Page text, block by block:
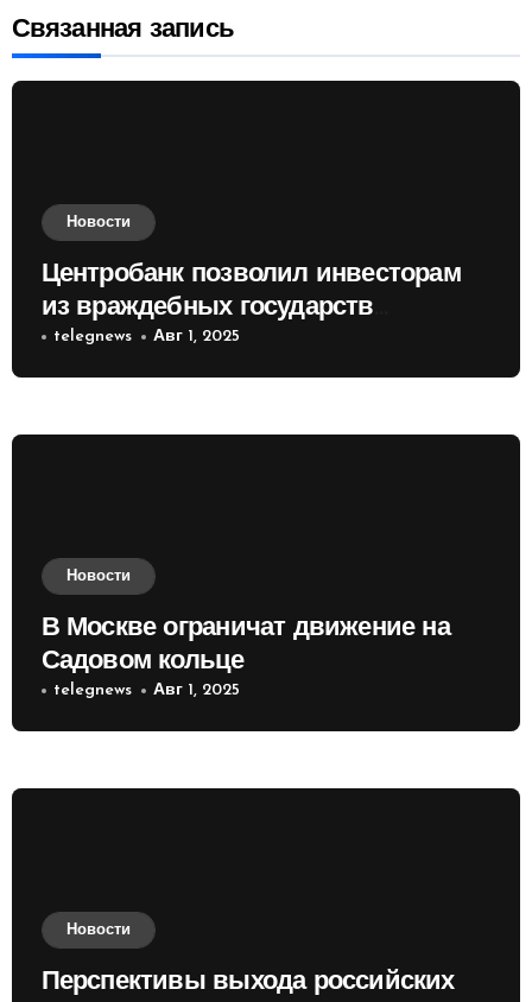
Связанная запись
Новости
Центробанк позволил инвесторам
из враждебных государств
приобретать валюту
telegnews Авг 1, 2025
Новости
В Москве ограничат движение на
Садовом кольце
telegnews Авг 1, 2025
Новости
Перспективы выхода российских